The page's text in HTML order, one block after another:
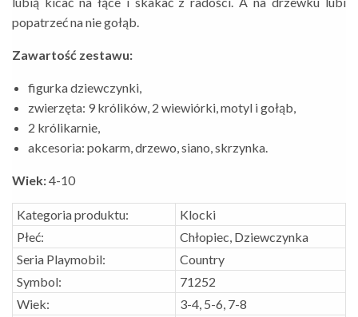
popatrzeć na nie gołąb.
Zawartość zestawu:
figurka dziewczynki,
zwierzęta: 9 królików, 2 wiewiórki, motyl i gołąb,
2 królikarnie,
akcesoria: pokarm, drzewo, siano, skrzynka.
Wiek:4-10
Kategoria produktu:
Klocki
Płeć:
Chłopiec, Dziewczynka
Seria Playmobil:
Country
Symbol:
71252
Wiek:
3-4, 5-6, 7-8